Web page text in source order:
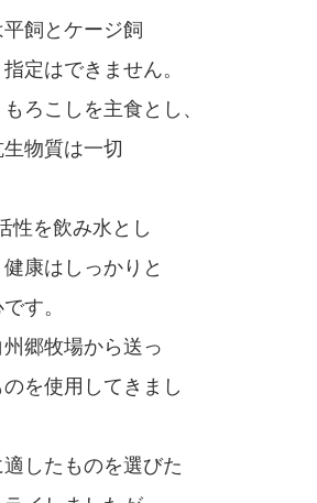
飼とケージ飼
定はできません。
ろこしを主食とし、
物質は一切
性を飲み水とし
康はしっかりと
す。
郷牧場から送っ
を使用してきまし
したものを選びた